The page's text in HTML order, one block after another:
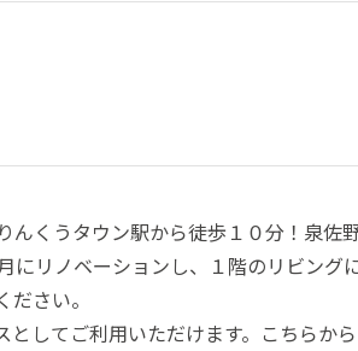
くうタウン駅から徒歩１０分！泉佐
にリノベーションし、１階のリビン
さい。
してご利用いただけます。こちらか